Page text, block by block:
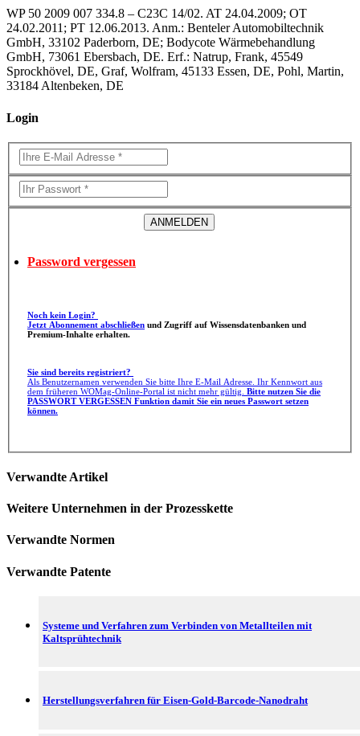
WP 50 2009 007 334.8 – C23C 14/02. AT 24.04.2009; OT
24.02.2011; PT 12.06.2013. Anm.: Benteler Automobiltechnik
GmbH, 33102 Paderborn, DE; Bodycote Wärmebehandlung
GmbH, 73061 Ebersbach, DE. Erf.: Natrup, Frank, 45549
Sprockhövel, DE, Graf, Wolfram, 45133 Essen, DE, Pohl, Martin,
33184 Altenbeken, DE
Login
Password vergessen
Noch kein Login?
Jetzt Abonnement abschließen
Premium-Inhalte erhalten.
Sie sind bereits registriert?
Als Benutzernamen verwenden Sie bitte Ihre E-Mail Adresse. Ihr Kennwort aus
dem früheren WOMag-Online-Portal ist nicht mehr gültig. Bitte nutzen Sie die
PASSWORT VERGESSEN Funktion damit Sie ein neues Passwort setzen
können.
Verwandte Artikel
Weitere Unternehmen in der Prozesskette
Verwandte Normen
Verwandte Patente
Systeme und Verfahren zum Verbinden von Metallteilen mit
Kaltsprühtechnik
Herstellungsverfahren für Eisen-Gold-Barcode-Nanodraht